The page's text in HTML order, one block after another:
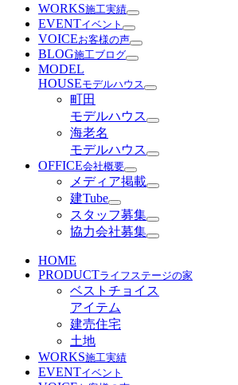
WORKS施工実績
EVENTイベント
VOICEお客様の声
BLOG施工ブログ
MODEL
HOUSEモデルハウス
町田
モデルハウス
海老名
モデルハウス
OFFICE会社概要
メディア掲載
建Tube
スタッフ募集
協力会社募集
HOME
PRODUCTライフステージの家
ベストチョイス
アイテム
建売住宅
土地
WORKS施工実績
EVENTイベント